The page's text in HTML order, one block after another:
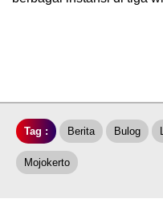
Tag : Berita Bulog
Mojokerto